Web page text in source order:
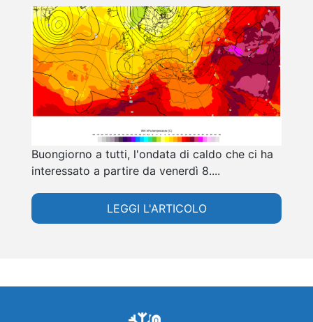
Buongiorno a tutti, l'ondata di caldo che ci ha
interessato a partire da venerdì 8....
LEGGI L'ARTICOLO